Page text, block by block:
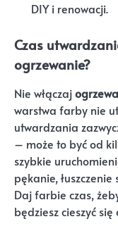
DIY i renowacji.
Czas
ogrzewanie?
Nie włączaj
warstwa farby nie
utwardzania
– może to być od
szybkie
pękanie,
Daj farbie czas,
będziesz cieszyć